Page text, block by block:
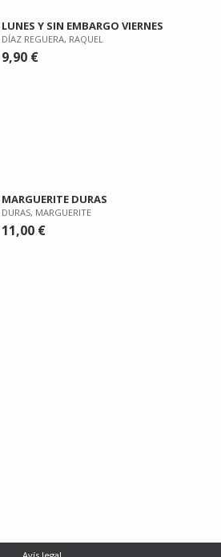
LUNES Y SIN EMBARGO VIERNES
DÍAZ REGUERA, RAQUEL
9,90 €
MARGUERITE DURAS
DURAS, MARGUERITE
11,00 €
Avís legal